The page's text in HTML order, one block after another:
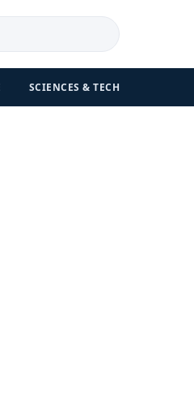
SCIENCES & TECH